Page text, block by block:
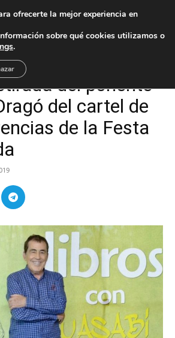
del ponente
del cartel de
de la Festa
ofrecerte la mejor experiencia en
sobre qué cookies utilizamos o
.